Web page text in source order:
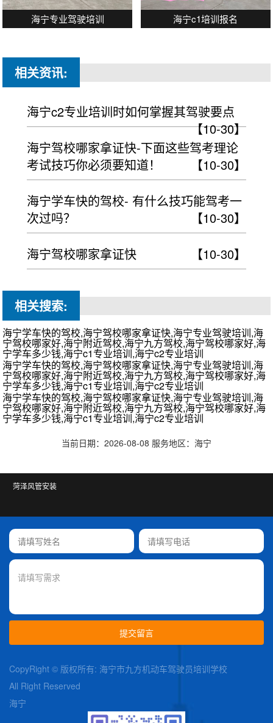
海宁专业驾驶培训 海宁c1培训报名
相关资讯:
海宁c2专业培训时如何掌握其驾驶要点
【10-30】
海宁驾校哪家拿证快-下面这些驾考理论
考试技巧你必须要知道！
【10-30】
海宁学车快的驾校- 有什么技巧能驾考一
次过吗？
【10-30】
海宁驾校哪家拿证快 【10-30】
相关搜索:
海宁学车快的驾校,海宁驾校哪家拿证快,海宁专业驾驶培训,海
宁驾校哪家好,海宁附近驾校,海宁九方驾校,海宁驾校哪家好,海
宁学车多少钱,海宁c1专业培训,海宁c2专业培训
海宁学车快的驾校,海宁驾校哪家拿证快,海宁专业驾驶培训,海
宁驾校哪家好,海宁附近驾校,海宁九方驾校,海宁驾校哪家好,海
宁学车多少钱,海宁c1专业培训,海宁c2专业培训
海宁学车快的驾校,海宁驾校哪家拿证快,海宁专业驾驶培训,海
宁驾校哪家好,海宁附近驾校,海宁九方驾校,海宁驾校哪家好,海
宁学车多少钱,海宁c1专业培训,海宁c2专业培训
当前日期：2026-08-08 服务地区：海宁
菏泽风管安装
CopyRight © 版权所有: 海宁市九方机动车驾驶员培训学校
All Right Reserved
海宁